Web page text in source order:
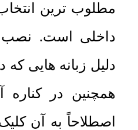
مطلوب ترین
داخلی است. نصب
دلیل زبانه هایی که
همچنین در کناره
اصطلاحاً به آن